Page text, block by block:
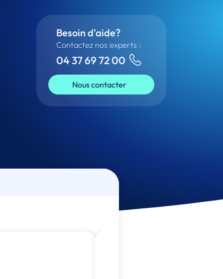
Besoin d'aide?
Contactez nos experts :
04 37 69 72 00
Nous contacter